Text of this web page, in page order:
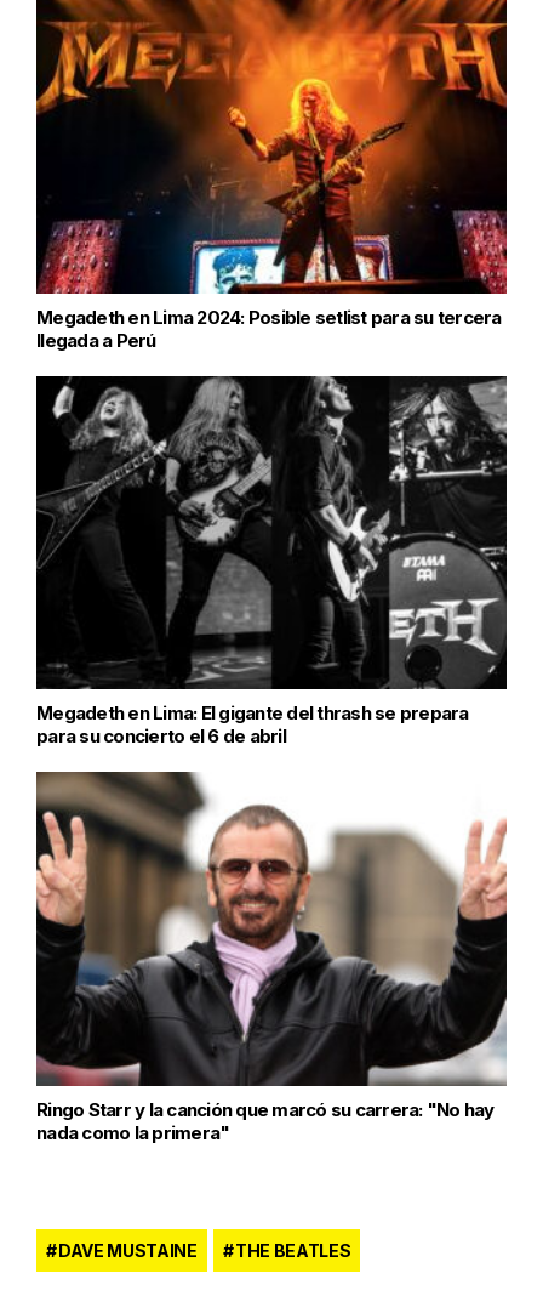
Megadeth en Lima 2024: Posible setlist para su tercera
llegada a Perú
Megadeth en Lima: El gigante del thrash se prepara
para su concierto el 6 de abril
Ringo Starr y la canción que marcó su carrera: "No hay
nada como la primera"
DAVE MUSTAINE THE BEATLES